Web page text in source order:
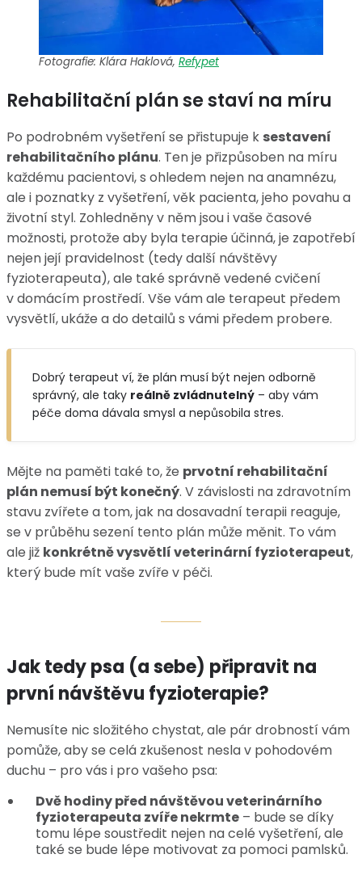
Fotografie: Klára Haklová, Refypet
Rehabilitační plán se staví na míru
Po podrobném vyšetření se přistupuje k sestavení
rehabilitačního plánu. Ten je přizpůsoben na míru
každému pacientovi, s ohledem nejen na anamnézu,
ale i poznatky z vyšetření, věk pacienta, jeho povahu a
životní styl. Zohledněny v něm jsou i vaše časové
možnosti, protože aby byla terapie účinná, je zapotřebí
nejen její pravidelnost (tedy další návštěvy
fyzioterapeuta), ale také správně vedené cvičení
v domácím prostředí. Vše vám ale terapeut předem
vysvětlí, ukáže a do detailů s vámi předem probere.
Dobrý terapeut ví, že plán musí být nejen odborně
správný, ale taky reálně zvládnutelný – aby vám
péče doma dávala smysl a nepůsobila stres.
Mějte na paměti také to, že prvotní rehabilitační
plán nemusí být konečný. V závislosti na zdravotním
stavu zvířete a tom, jak na dosavadní terapii reaguje,
se v průběhu sezení tento plán může měnit. To vám
ale již konkrétně vysvětlí veterinární fyzioterapeut,
který bude mít vaše zvíře v péči.
Jak tedy psa (a sebe) připravit na
první návštěvu fyzioterapie?
Nemusíte nic složitého chystat, ale pár drobností vám
pomůže, aby se celá zkušenost nesla v pohodovém
duchu – pro vás i pro vašeho psa:
Dvě hodiny před návštěvou veterinárního
fyzioterapeuta zvíře nekrmte – bude se díky
tomu lépe soustředit nejen na celé vyšetření, ale
také se bude lépe motivovat za pomoci pamlsků.